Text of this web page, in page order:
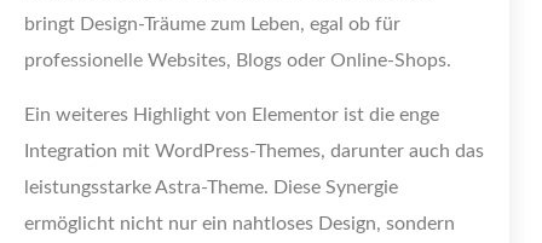
bringt Design-Träume zum Leben, egal ob für
professionelle Websites, Blogs oder Online-Shops.
Ein weiteres Highlight von Elementor ist die enge
Integration mit WordPress-Themes, darunter auch das
leistungsstarke Astra-Theme. Diese Synergie
ermöglicht nicht nur ein nahtloses Design, sondern